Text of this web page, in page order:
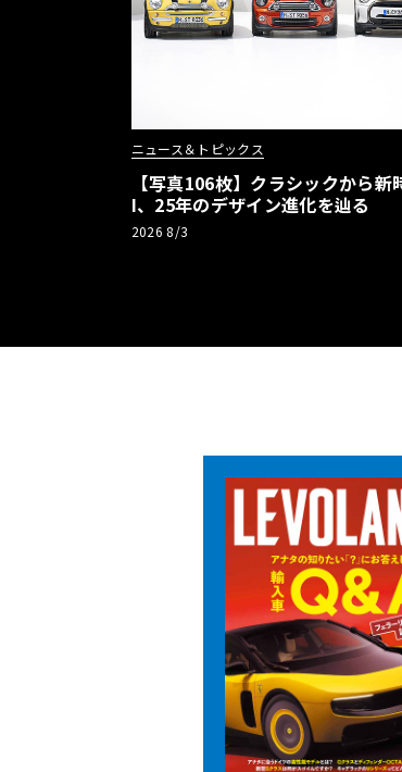
ニュース＆トピックス
【写真106枚】クラシックから
I、25年のデザイン進化を辿る
2026 8/3